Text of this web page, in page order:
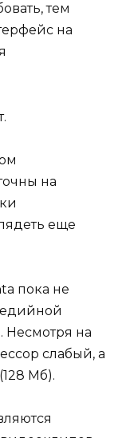
тем
на
на
еще
пока не
Несмотря на
слабый, а
Мб).